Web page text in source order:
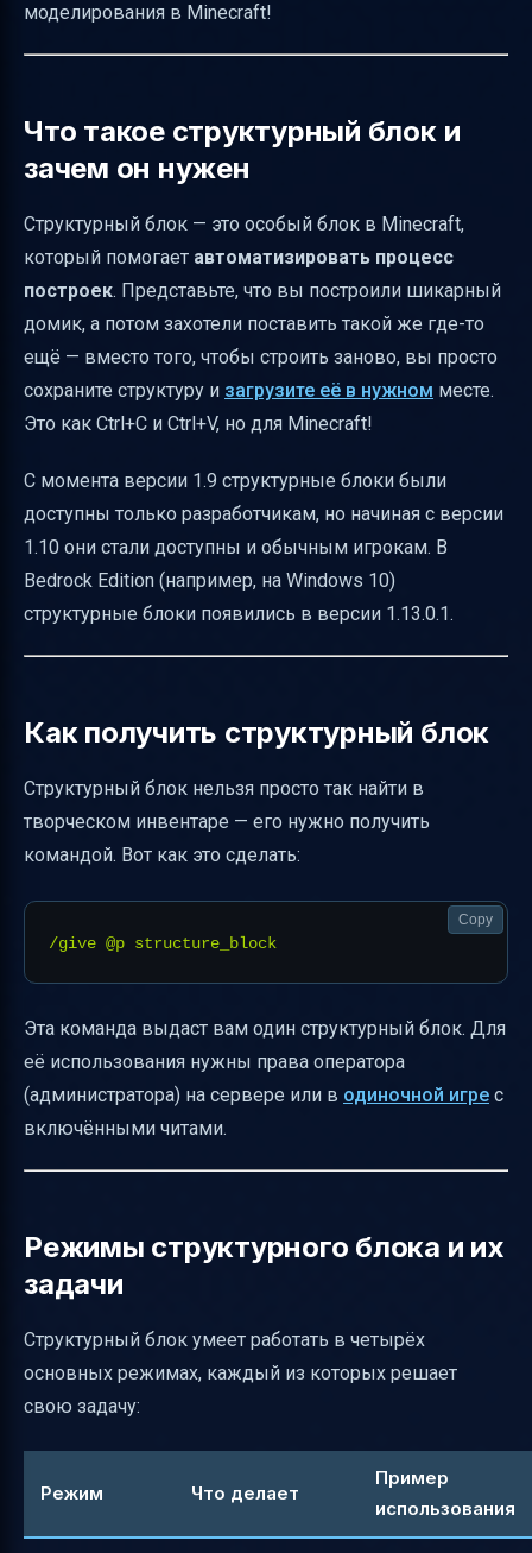
Практический пример: копирование домика
Итог
Полезные ссылки
моделирования в Minecraft!
Что такое структурный блок и
зачем он нужен
Структурный блок — это особый блок в Minecraft,
который помогает автоматизировать процесс
построек. Представьте, что вы построили шикарный
домик, а потом захотели поставить такой же где-то
ещё — вместо того, чтобы строить заново, вы просто
сохраните структуру и загрузите её в нужном месте.
Это как Ctrl+C и Ctrl+V, но для Minecraft!
С момента версии 1.9 структурные блоки были
доступны только разработчикам, но начиная с версии
1.10 они стали доступны и обычным игрокам. В
Bedrock Edition (например, на Windows 10)
структурные блоки появились в версии 1.13.0.1.
Как получить структурный блок
Структурный блок нельзя просто так найти в
творческом инвентаре — его нужно получить
командой. Вот как это сделать:
Copy
Эта команда выдаст вам один структурный блок. Для
её использования нужны права оператора
(администратора) на сервере или в одиночной игре с
включёнными читами.
Режимы структурного блока и их
задачи
Структурный блок умеет работать в четырёх
основных режимах, каждый из которых решает
свою задачу:
Режим Что делает
Пример
использования